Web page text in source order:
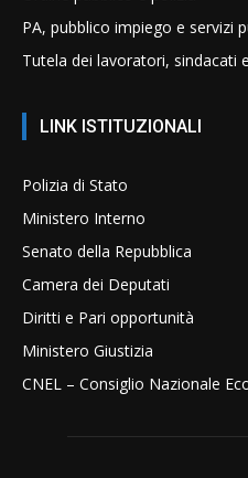
PA, pubblico impiego e servizi
Tutela dei lavoratori, sindacati
LINK ISTITUZIONALI
Polizia di Stato
Ministero Interno
Senato della Repubblica
Camera dei Deputati
Diritti e Pari opportunità
Ministero Giustizia
CNEL – Consiglio Nazionale